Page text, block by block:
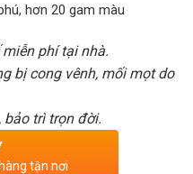
hơn 20 gam màu
phí tại nhà.
bị cong vênh, mối mọt do
bảo trì trọn đời.
tận nơi